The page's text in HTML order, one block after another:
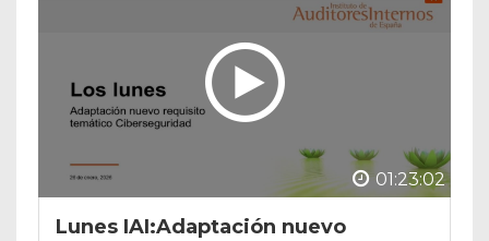
01:23:02
Lunes IAI:Adaptación nuevo